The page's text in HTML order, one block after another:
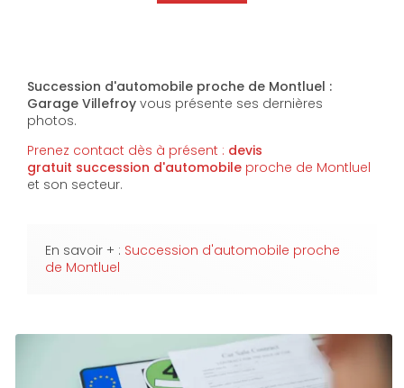
Succession d'automobile proche de Montluel :
Garage Villefroy vous présente ses dernières
photos.
Prenez contact dès à présent : devis
gratuit succession d'automobile proche de Montluel
et son secteur.
En savoir + : Succession d'automobile proche
de Montluel